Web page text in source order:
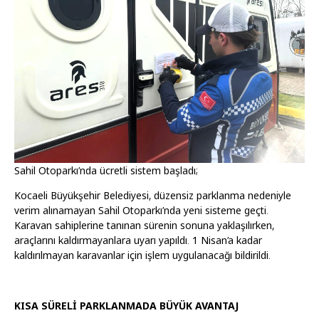
Sahil Otoparkı’nda ücretli sistem başladı;
Kocaeli Büyükşehir Belediyesi, düzensiz parklanma nedeniyle
verim alınamayan Sahil Otoparkı’nda yeni sisteme geçti.
Karavan sahiplerine tanınan sürenin sonuna yaklaşılırken,
araçlarını kaldırmayanlara uyarı yapıldı. 1 Nisan’a kadar
kaldırılmayan karavanlar için işlem uygulanacağı bildirildi.
KISA SÜRELİ PARKLANMADA BÜYÜK AVANTAJ